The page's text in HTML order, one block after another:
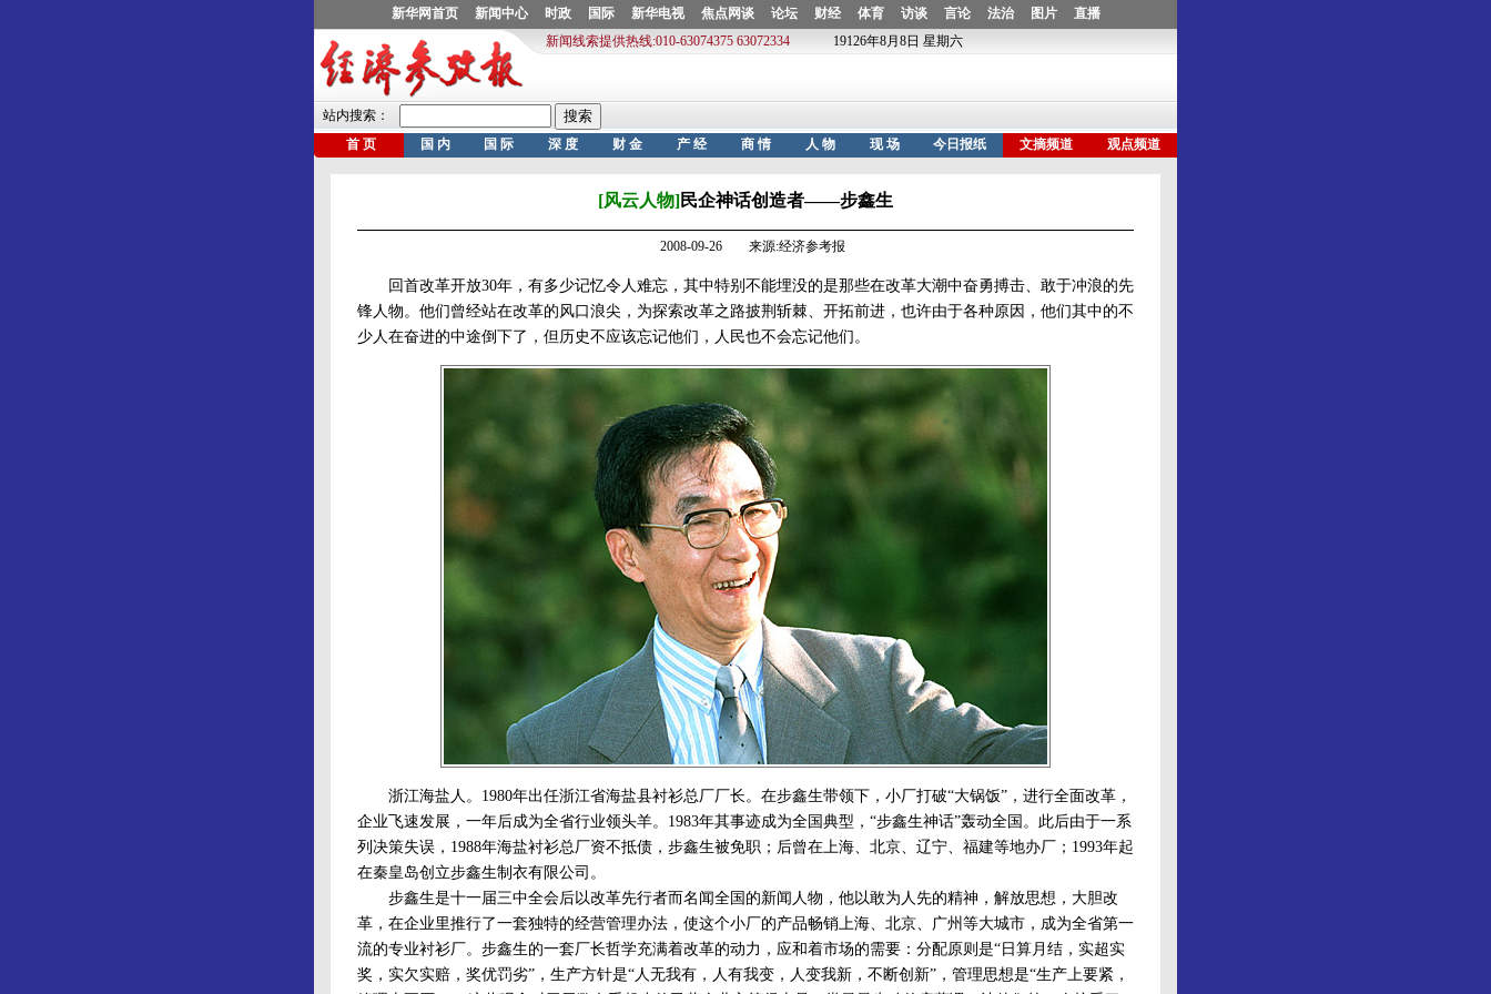
[风云人物]民企神话创造者——步鑫生
2008-09-26 来源:经济参考报
回首改革开放30年，有多少记忆令人难忘，其中特别不能埋没的是那些在改革大潮中奋勇搏击、敢于冲浪的先
锋人物。他们曾经站在改革的风口浪尖，为探索改革之路披荆斩棘、开拓前进，也许由于各种原因，他们其中的不
少人在奋进的中途倒下了，但历史不应该忘记他们，人民也不会忘记他们。
浙江海盐人。1980年出任浙江省海盐县衬衫总厂厂长。在步鑫生带领下，小厂打破“大锅饭”，进行全面改革，
企业飞速发展，一年后成为全省行业领头羊。1983年其事迹成为全国典型，“步鑫生神话”轰动全国。此后由于一系
列决策失误，1988年海盐衬衫总厂资不抵债，步鑫生被免职；后曾在上海、北京、辽宁、福建等地办厂；1993年起
在秦皇岛创立步鑫生制衣有限公司。
步鑫生是十一届三中全会后以改革先行者而名闻全国的新闻人物，他以敢为人先的精神，解放思想，大胆改
革，在企业里推行了一套独特的经营管理办法，使这个小厂的产品畅销上海、北京、广州等大城市，成为全省第一
流的专业衬衫厂。步鑫生的一套厂长哲学充满着改革的动力，应和着市场的需要：分配原则是“日算月结，实超实
奖，实欠实赔，奖优罚劣”，生产方针是“人无我有，人有我变，人变我新，不断创新”，管理思想是“生产上要紧，